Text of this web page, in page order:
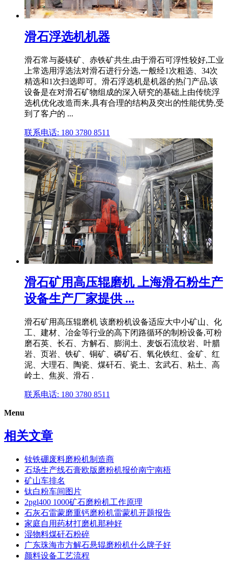
滑石浮选机机器
滑石常与菱镁矿、赤铁矿共生,由于滑石可浮性较好,工业
上常选用浮选法对滑石进行分选,一般经1次粗选、34次
精选和1次扫选即可。滑石浮选机是机器的热门产品,该
设备是在对滑石矿物组成的深入研究的基础上由传统浮
选机优化改造而来,具有合理的结构及突出的性能优势,受
到了客户的 ...
联系电话: 180 3780 8511
滑石矿用高压辊磨机 上海滑石粉生产
设备生产厂家提供 ...
滑石矿用高压辊磨机 该磨粉机设备适应大中小矿山、化
工、建材、冶金等行业的高下闭路循环的制粉设备,可粉
磨石英、长石、方解石、膨润土、麦饭石流纹岩、叶腊
岩、页岩、铁矿、铜矿、磷矿石、氧化铁红、金矿、红
泥、大理石、陶瓷、煤矸石、瓷土、玄武石、粘土、高
岭土、焦炭、滑石 .
联系电话: 180 3780 8511
Menu
相关文章
钕铁硼废料磨粉机制造商
石场生产线石膏欧版磨粉机报价南宁南梧
矿山车排名
钛白粉车间图片
2pgl400 1000矿石磨粉机工作原理
石灰石雷蒙磨重钙磨粉机雷蒙机开题报告
家庭自用药材打磨机那种好
湿物料煤矸石粉碎
广东珠海市方解石悬辊磨粉机什么牌子好
颜料设备工艺流程